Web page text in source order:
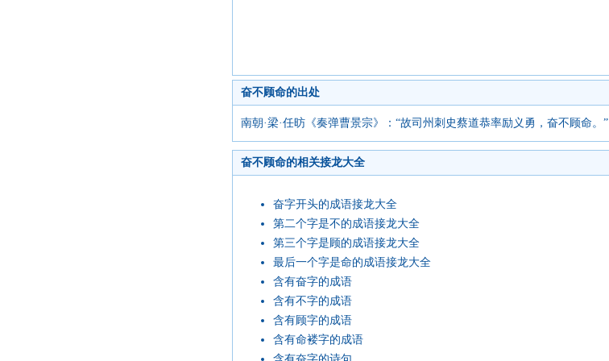
奋不顾命的出处
南朝·梁·任昉《奏弹曹景宗》：“故司州刺史蔡道恭率励义勇，奋不顾命。”
奋不顾命的相关接龙大全
奋字开头的成语接龙大全
第二个字是不的成语接龙大全
第三个字是顾的成语接龙大全
最后一个字是命的成语接龙大全
含有奋字的成语
含有不字的成语
含有顾字的成语
含有命褛字的成语